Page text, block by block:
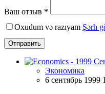
Ваш отзыв *
Oxudum və razıyam Şərh
Отправить
Экономика
6 сентябрь 1999